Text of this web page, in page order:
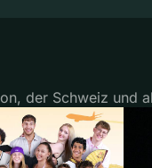
der Schweiz und